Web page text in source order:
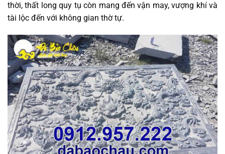
thời, thất long quy tụ còn mang đến vận may, vượng khí và
tài lộc đến với không gian thờ tự.